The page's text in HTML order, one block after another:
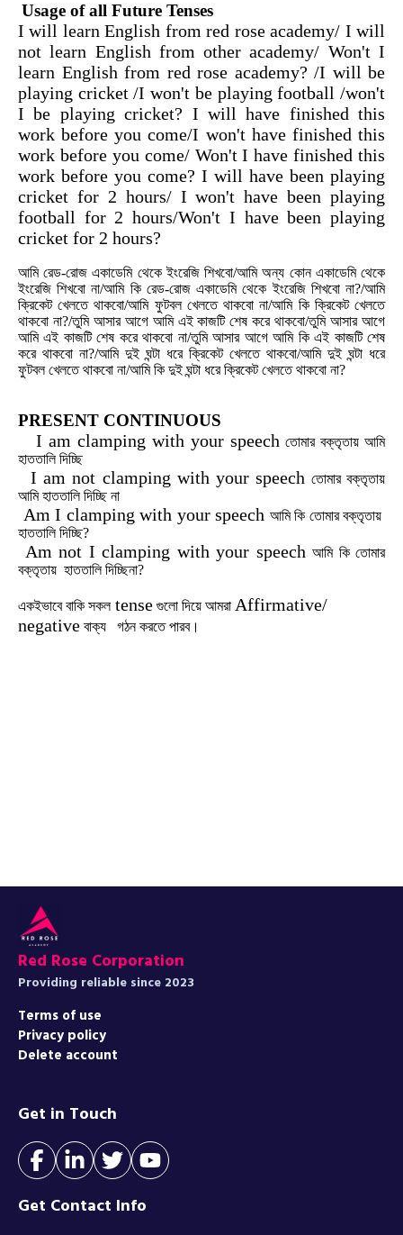
Usage of all Future Tenses
I will learn English from red rose academy/ I will
not learn English from other academy/ Won't I
learn English from red rose academy? /I will be
playing cricket /I won't be playing football /won't
I be playing cricket? I will have finished this
workbefore you come/I won't have finished this
work before you come/ Won't I have finished this
work before you come? I will have been playing
cricket for 2 hours/ I won't have been playing
football for 2 hours/Won't I have been playing
cricket for 2 hours?
আমি রেড-রোজ একাডেমি থেকে ইংরেজি শিখবো/আমি অন্য কোন একাডেমি থেকে
ইংরেজি শিখবো না/আমি কি রেড-রোজ একাডেমি থেকে ইংরেজি শিখবো না?/আমি
ক্রিকেট খেলতে থাকবো/আমি ফুটবল খেলতে থাকবো না/আমি কি ক্রিকেট খেলতে
থাকবো না?/তুমি আসার আগে আমি এই কাজটি শেষ করে থাকবো/তুমি আসার আগে
আমি এই কাজটি শেষ করে থাকবো না/তুমি আসার আগে আমি কি এই কাজটি শেষ
করে থাকবো না?/আমি দুই ঘন্টা ধরে ক্রিকেট খেলতে থাকবো/আমি দুই ঘন্টা ধরে
ফুটবল খেলতে থাকবো না/আমি কি দুই ঘন্টা ধরে ক্রিকেট খেলতেথাকবো না?
PRESENT CONTINUOUS
I am clamping with your speech তোমার বক্তৃতায় আমি
হাততালি দিচ্ছি
I am not clamping with your speech তোমার বক্তৃতায়
আমি হাততালি দিচ্ছি না
Am I clamping with your speech আমি কি তোমার বক্তৃতায়
হাততালি দিচ্ছি?
Am not I clamping with your speech আমি কি তোমার
বক্তৃতায় হাততালি দিচ্ছিনা?
একইভাবে বাকি সকলtense গুলো দিয়ে আমরা Affirmative/
negative বাক্য গঠন করতে পারব।
Red Rose Corporation
Providing reliable since 2023
Terms of use
Privacy policy
Delete account
Get in Touch
Get Contact Info